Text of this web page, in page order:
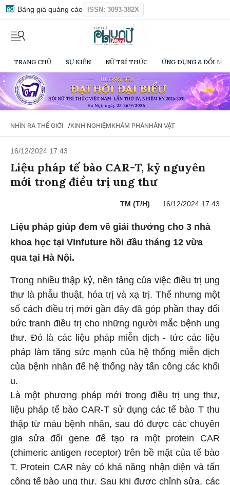
Bảng giá quảng cáo ISSN: 3093-382X
TRANG CHỦ SỰ KIỆN NỮ TRÍ THỨC ỨNG DỤNG & ĐỔI
NHÌN RA THẾ GIỚI /KINH NGHIỆMKHÁM PHÁNHÂN VẬT
16/12/2024 17:43
Liệu pháp tế bào CAR-T, kỷ nguyên
mới trong điều trị ung thư
TM (T/H) 16/12/2024 17:43
Liệu pháp giúp đem về giải thưởng cho 3 nhà
khoa học tại Vinfuture hồi đầu tháng 12 vừa
qua tại Hà Nội.
Trong nhiều thập kỷ, nền tảng của việc điều trị ung
thư là phẫu thuật, hóa trị và xạ trị. Thế nhưng một
số cách điều trị mới gần đây đã góp phần thay đổi
bức tranh điều trị cho những người mắc bệnh ung
thư. Đó là các liệu pháp miễn dịch - tức các liệu
pháp làm tăng sức mạnh của hệ thống miễn dịch
của bệnh nhân để hệ thống này tấn công các khối
u.
Là một phương pháp mới trong điều trị ung thư,
liệu pháp tế bào CAR-T sử dụng các tế bào T thu
thập từ máu bệnh nhân, sau đó được các chuyên
gia sửa đổi gene để tạo ra một protein CAR
(chimeric antigen receptor) trên bề mặt của tế bào
T. Protein CAR này có khả năng nhận diện và tấn
công tế bào ung thư. Sau khi được chỉnh sửa, các